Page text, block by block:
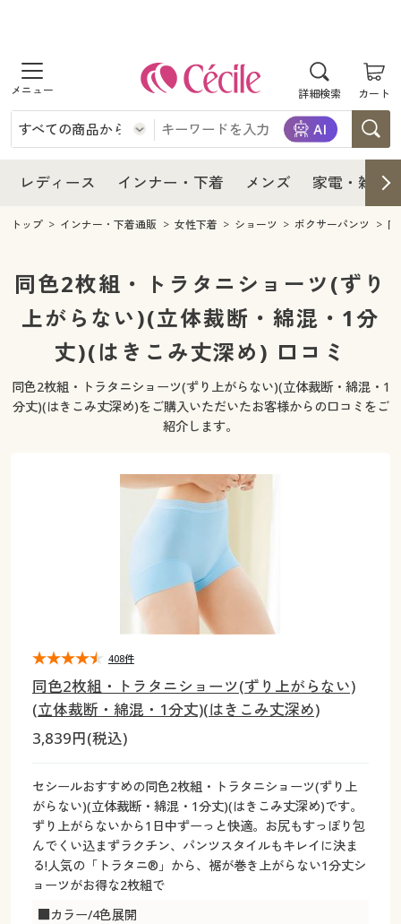
詳細検索 カート
商品を探す
レディース
レディースファッション
女性下着
インナー・下着
インナー・下着通販すべて
女性下着
メンズ下着
メンズ
メンズ通販すべて
メンズファッション
家電・雑貨
家電・雑貨すべて
キッチン・雑貨・日用品
寝具・インテリア・家具
美容・健康・サプリメント
制服・スクール
制服・スクールすべて
大きいサイズ 事務・制服
カタログ
カタログ・チラシからのご注文
カタログ無料プレゼント
会員メニュー
マイページ
レディース インナー・下着 メンズ 家電・雑貨
レディース
レディース通販すべて
レディースファッション
インナー・下着
インナー・下着通販すべて
ジュニア・ティーンズ下着
メンズ
メンズ下着
家電
キッチン・雑貨・日用品
寝具・インテリア・家具通販すべて
家具・収納
寝具・ベッド
美容・健康
美容・健康通販すべて
美容・健康・サプリメント
制服・スクール
制服・スクールすべて
ジュニア・ティーンズ下着
大きいサイズ
大きいサイズ レディース服
大きいサイズ メンズ
大きいサイズ 事務・制服
カタログ・チラシからのご注文
デジタルカタログ
カタログ無料プレゼント
会員メニュー
マイページ
閲覧履歴
トップ インナー・下着通販 女性下着 ショーツ ボクサーパンツ
同色2枚組・トラタニショーツ(ずり
上がらない)(立体裁断・綿混・1分
丈)(はきこみ丈深め) 口コミ
同色2枚組・トラタニショーツ(ずり上がらない)(立体裁断・綿混・1
分丈)(はきこみ丈深め)をご購入いただいたお客様からの口コミをご
紹介します。
同色2枚組・トラタニショーツ(ずり上がらない)
(立体裁断・綿混・1分丈)(はきこみ丈深め)
3,839円(税込)
セシールおすすめの同色2枚組・トラタニショーツ(ずり上
がらない)(立体裁断・綿混・1分丈)(はきこみ丈深め)です。
ずり上がらないから1日中ずーっと快適。お尻もすっぽり包
んでくい込まずラクチン、パンツスタイルもキレイに決ま
る!人気の「トラタニ®」から、裾が巻き上がらない1分丈シ
ョーツがお得な2枚組で
■カラー/4色展開
408件